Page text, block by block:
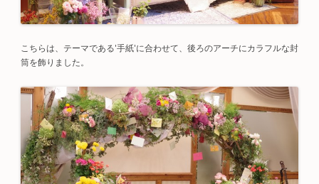
こちらは、テーマである'手紙'に合わせて、後ろのアーチにカラフルな封
筒を飾りました。